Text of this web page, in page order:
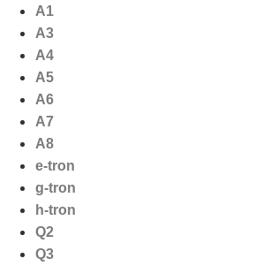
naar
inhoud
A1
A3
A4
A5
A6
A7
A8
e-tron
g-tron
h-tron
Q2
Q3